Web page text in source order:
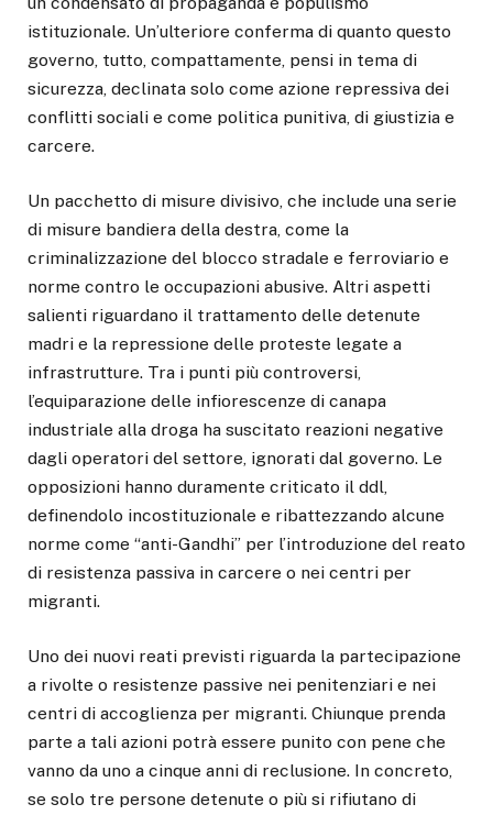
istituzionale. Un’ulteriore conferma di quanto questo
governo, tutto, compattamente, pensi in tema di
sicurezza, declinata solo come azione repressiva dei
conflitti sociali e come politica punitiva, di giustizia e
carcere.
Un pacchetto di misure divisivo, che include una serie
di misure bandiera della destra, come la
criminalizzazione del blocco stradale e ferroviario e
norme contro le occupazioni abusive. Altri aspetti
salienti riguardano il trattamento delle detenute
madri e la repressione delle proteste legate a
infrastrutture. Tra i punti più controversi,
l’equiparazione delle infiorescenze di canapa
industriale alla droga ha suscitato reazioni negative
dagli operatori del settore, ignorati dal governo. Le
opposizioni hanno duramente criticato il ddl,
definendolo incostituzionale e ribattezzando alcune
norme come “anti-Gandhi” per l’introduzione del reato
di resistenza passiva in carcere o nei centri per
migranti.
Uno dei nuovi reati previsti riguarda la partecipazione
a rivolte o resistenze passive nei penitenziari e nei
centri di accoglienza per migranti. Chiunque prenda
parte a tali azioni potrà essere punito con pene che
vanno da uno a cinque anni di reclusione. In concreto,
se solo tre persone detenute o più si rifiutano di